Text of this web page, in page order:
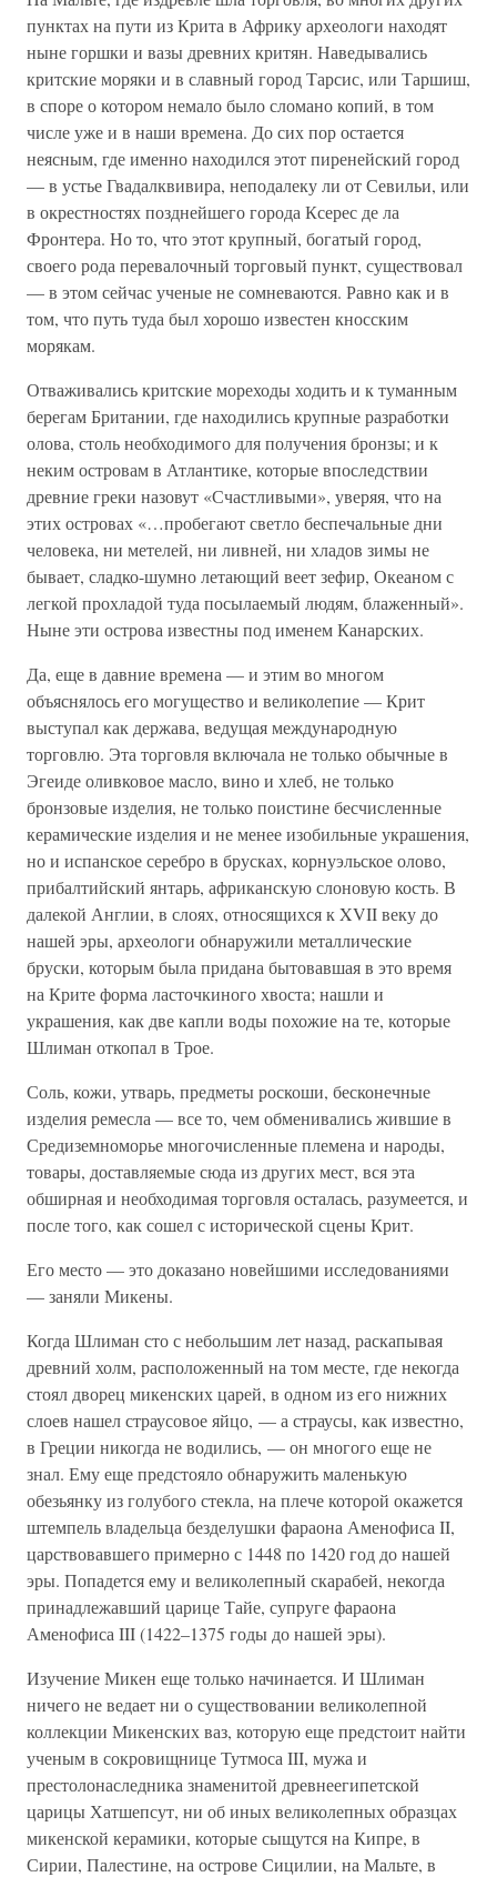
пунктах на пути из Крита в Африку археологи находят
ныне горшки и вазы древних критян. Наведывались
критские моряки и в славный город Тарсис, или Таршиш,
в споре о котором немало было сломано копий, в том
числе уже и в наши времена. До сих пор остается
неясным, где именно находился этот пиренейский город
— в устье Гвадалквивира, неподалеку ли от Севильи, или
в окрестностях позднейшего города Ксерес де ла
Фронтера. Но то, что этот крупный, богатый город,
своего рода перевалочный торговый пункт, существовал
— в этом сейчас ученые не сомневаются. Равно как и в
том, что путь туда был хорошо известен кносским
морякам.
Отваживались критские мореходы ходить и к туманным
берегам Британии, где находились крупные разработки
олова, столь необходимого для получения бронзы; и к
неким островам в Атлантике, которые впоследствии
древние греки назовут «Счастливыми», уверяя, что на
этих островах «…пробегают светло беспечальные дни
человека, ни метелей, ни ливней, ни хладов зимы не
бывает, сладко-шумно летающий веет зефир, Океаном с
легкой прохладой туда посылаемый людям, блаженный».
Ныне эти острова известны под именем Канарских.
Да, еще в давние времена — и этим во многом
объяснялось его могущество и великолепие — Крит
выступал как держава, ведущая международную
торговлю. Эта торговля включала не только обычные в
Эгеиде оливковое масло, вино и хлеб, не только
бронзовые изделия, не только поистине бесчисленные
керамические изделия и не менее изобильные украшения,
но и испанское серебро в брусках, корнуэльское олово,
прибалтийский янтарь, африканскую слоновую кость. В
далекой Англии, в слоях, относящихся к XVII веку до
нашей эры, археологи обнаружили металлические
бруски, которым была придана бытовавшая в это время
на Крите форма ласточкиного хвоста; нашли и
украшения, как две капли воды похожие на те, которые
Шлиман откопал в Трое.
Соль, кожи, утварь, предметы роскоши, бесконечные
изделия ремесла — все то, чем обменивались жившие в
Средиземноморье многочисленные племена и народы,
товары, доставляемые сюда из других мест, вся эта
обширная и необходимая торговля осталась, разумеется, и
после того, как сошел с исторической сцены Крит.
Его место — это доказано новейшими исследованиями
— заняли Микены.
Когда Шлиман сто с небольшим лет назад, раскапывая
древний холм, расположенный на том месте, где некогда
стоял дворец микенских царей, в одном из его нижних
слоев нашел страусовое яйцо, — а страусы, как известно,
в Греции никогда не водились, — он многого еще не
знал. Ему еще предстояло обнаружить маленькую
обезьянку из голубого стекла, на плече которой окажется
штемпель владельца безделушки фараона Аменофиса II,
царствовавшего примерно с 1448 по 1420 год до нашей
эры. Попадется ему и великолепный скарабей, некогда
принадлежавший царице Тайе, супруге фараона
Аменофиса III (1422–1375 годы до нашей эры).
Изучение Микен еще только начинается. И Шлиман
ничего не ведает ни о существовании великолепной
коллекции Микенских ваз, которую еще предстоит найти
ученым в сокровищнице Тутмоса III, мужа и
престолонаследника знаменитой древнеегипетской
царицы Хатшепсут, ни об иных великолепных образцах
микенской керамики, которые сыщутся на Кипре, в
Сирии, Палестине, на острове Сицилии, на Мальте, в